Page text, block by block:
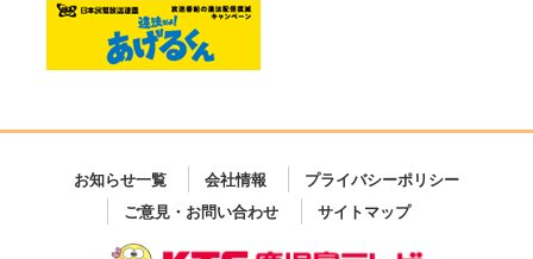
お知らせ一覧 会社情報
プライバシーポリシー
ご意見・お問い合わせ
サイトマップ